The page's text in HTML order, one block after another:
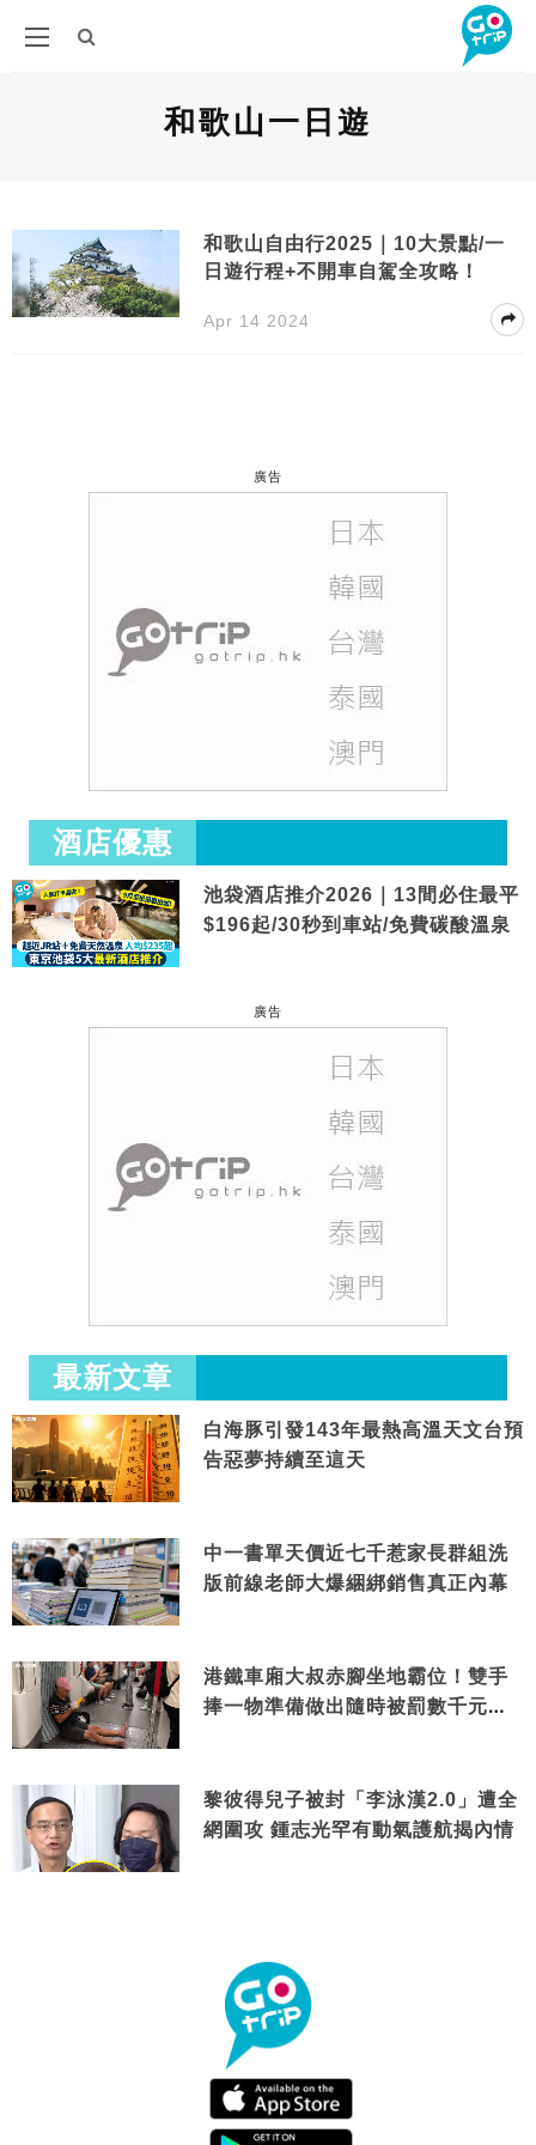
和歌山一日遊
和歌山自由行2025｜10大景點/一
日遊行程+不開車自駕全攻略！
Apr 14 2024
廣告
酒店優惠
池袋酒店推介2026｜13間必住最平
$196起/30秒到車站/免費碳酸溫泉
廣告
最新文章
白海豚引發143年最熱高溫天文台預
告惡夢持續至這天
中一書單天價近七千惹家長群組洗
版前線老師大爆綑綁銷售真正內幕
港鐵車廂大叔赤腳坐地霸位！雙手
捧一物準備做出隨時被罰數千元舉
黎彼得兒子被封「李泳漢2.0」遭全
網圍攻 鍾志光罕有動氣護航揭內情